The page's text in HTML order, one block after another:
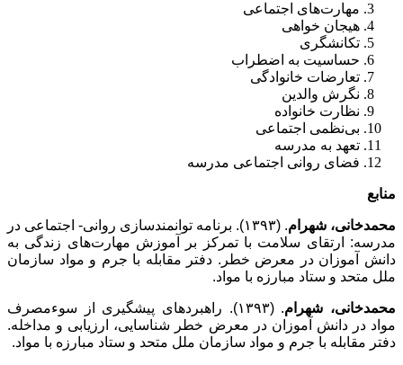
مهارت‌های اجتماعی
هیجان خواهی
تکانشگری
حساسیت به اضطراب
تعارضات خانوادگی
نگرش والدین
نظارت خانواده
بی‌نظمی اجتماعی
تعهد به مدرسه
فضای روانی اجتماعی مدرسه
منابع
محمدخانی، شهرام
. (۱۳۹۳). برنامه­ توانمندسازی روانی- اجتماعی در
مدرسه: ارتقای سلامت با تمرکز بر آموزش مهارت‌های زندگی به
دانش آموزان در معرض خطر. دفتر مقابله با جرم و مواد سازمان
ملل متحد و ستاد مبارزه با مواد.
محمدخانی، شهرام
. (۱۳۹۳). راهبردهای پیشگیری از سوءمصرف
مواد در دانش آموزان در معرض خطر شناسایی، ارزیابی و مداخله.
دفتر مقابله با جرم و مواد سازمان ملل متحد و ستاد مبارزه با مواد.